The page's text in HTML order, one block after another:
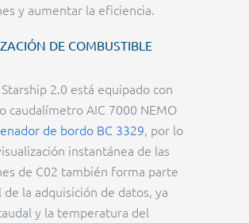
y aumentar la eficiencia.
DE COMBUSTIBLE
2.0 está equipado con
caudalímetro AIC 7000 NEMO
de bordo BC 3329, por lo
instantánea de las
de C02 también forma parte
la adquisición de datos, ya
y la temperatura del